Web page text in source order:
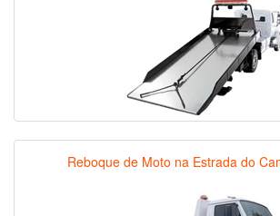
Reboque de Moto na Estrada do